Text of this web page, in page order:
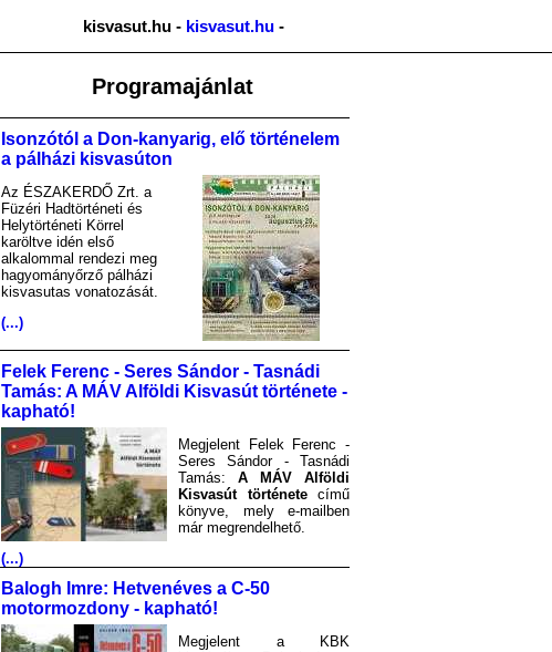
kisvasut.hu - kisvasut.hu -
Programajánlat
Isonzótól a Don-kanyarig, elő történelem
a pálházi kisvasúton
Az ÉSZAKERDŐ Zrt. a
Füzéri Hadtörténeti és
Helytörténeti Körrel
karöltve idén első
alkalommal rendezi meg
hagyományőrző pálházi
kisvasutas vonatozását.
(...)
Felek Ferenc - Seres Sándor - Tasnádi
Tamás: A MÁV Alföldi Kisvasút története -
kapható!
Megjelent Felek Ferenc -
Seres Sándor - Tasnádi
Tamás: A MÁV Alföldi
Kisvasút története című
könyve, mely e-mailben
már megrendelhető.
(...)
Balogh Imre: Hetvenéves a C-50
motormozdony - kapható!
Megjelent a KBK